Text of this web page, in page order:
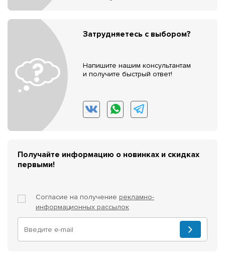
Затрудняетесь с выбором?
Напишите нашим консультантам
и получите быстрый ответ!
Получайте информацию о новинках и скидках
первыми!
Согласие на получение рекламно-
информационных рассылок